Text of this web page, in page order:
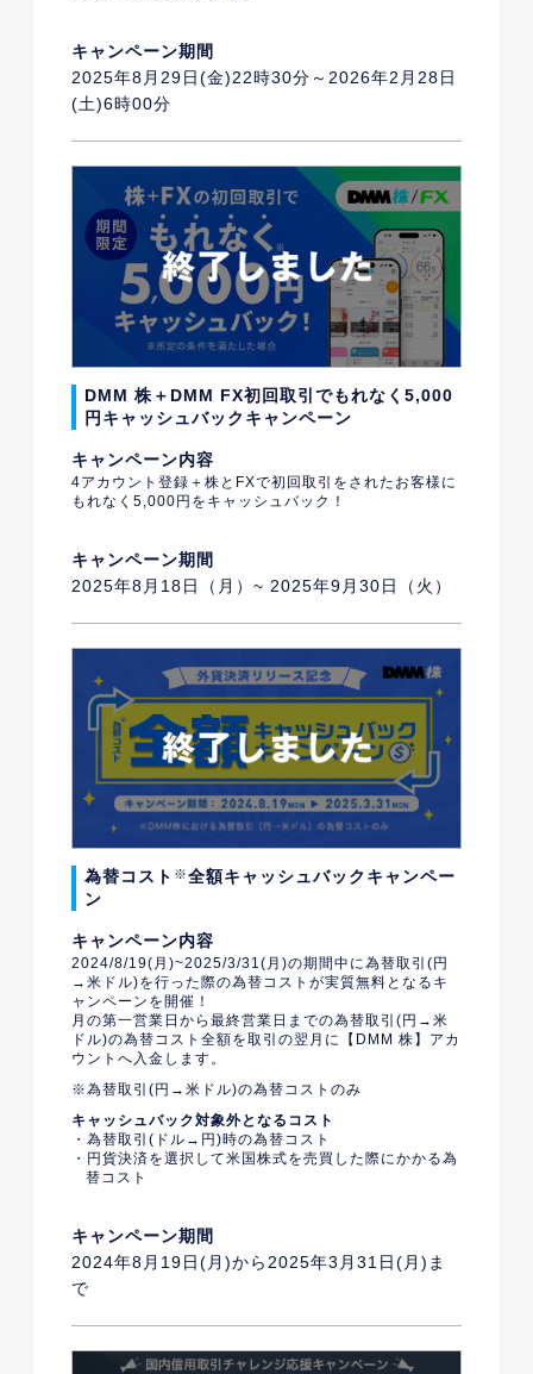
キャンペーン期間
2025年8月29日(金)22時30分～2026年2月28日
(土)6時00分
DMM 株＋DMM FX初回取引でもれなく5,000
円キャッシュバックキャンペーン
キャンペーン内容
4アカウント登録＋株とFXで初回取引をされたお客様に
もれなく5,000円をキャッシュバック！
キャンペーン期間
2025年8月18日（月）~ 2025年9月30日（火）
為替コスト ※全額キャッシュバックキャンペー
ン
キャンペーン内容
2024/8/19(月)~2025/3/31(月)の期間中に為替取引(円
→米ドル)を行った際の為替コストが実質無料となるキ
ャンペーンを開催！
月の第一営業日から最終営業日までの為替取引(円→米
ドル)の為替コスト全額を取引の翌月に【DMM 株】アカ
ウントへ入金します。
為替取引(円→米ドル)の為替コストのみ
キャッシュバック対象外となるコスト
為替取引(ドル→円)時の為替コスト
円貨決済を選択して米国株式を売買した際にかかる為
替コスト
キャンペーン期間
2024年8月19日(月)から2025年3月31日(月)ま
で